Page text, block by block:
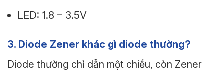
LED: 1.8 – 3.5V
3. Diode Zener khác gì diode thường?
Diode thường chỉ dẫn một chiều, còn Zener